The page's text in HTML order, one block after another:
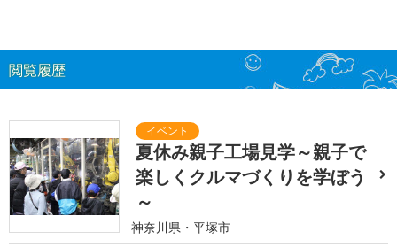
閲覧履歴
夏休み親子工場見学～親子で
楽しくクルマづくりを学ぼう
～
神奈川県・平塚市